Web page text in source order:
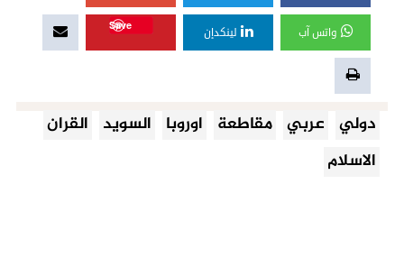
واتس آب لينكدإن
Save
دولي عربي مقاطعة اوروبا السويد القران
الاسلام